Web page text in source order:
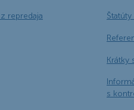
repredaja
Krátky
s